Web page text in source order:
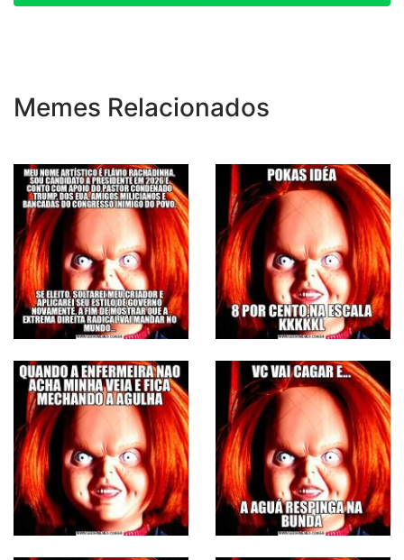
Memes Relacionados